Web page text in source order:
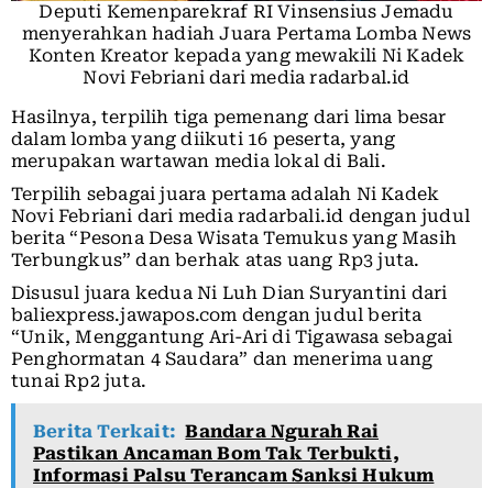
Deputi Kemenparekraf RI Vinsensius Jemadu
menyerahkan hadiah Juara Pertama Lomba News
Konten Kreator kepada yang mewakili Ni Kadek
Novi Febriani dari media radarbal.id
Hasilnya, terpilih tiga pemenang dari lima besar
dalam lomba yang diikuti 16 peserta, yang
merupakan wartawan media lokal di Bali.
Terpilih sebagai juara pertama adalah Ni Kadek
Novi Febriani dari media radarbali.id dengan judul
berita “Pesona Desa Wisata Temukus yang Masih
Terbungkus” dan berhak atas uang Rp3 juta.
Disusul juara kedua Ni Luh Dian Suryantini dari
baliexpress.jawapos.com dengan judul berita
“Unik, Menggantung Ari-Ari di Tigawasa sebagai
Penghormatan 4 Saudara” dan menerima uang
tunai Rp2 juta.
Berita Terkait: Bandara Ngurah Rai
Pastikan Ancaman Bom Tak Terbukti,
Informasi Palsu Terancam Sanksi Hukum